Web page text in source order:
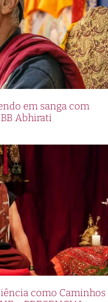
em sanga com
Abhirati
como Caminhos